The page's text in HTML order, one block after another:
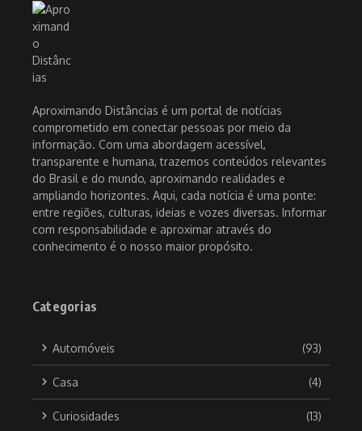
Aproximando Distâncias é um portal de notícias
comprometido em conectar pessoas por meio da
informação. Com uma abordagem acessível,
transparente e humana, trazemos conteúdos relevantes
do Brasil e do mundo, aproximando realidades e
ampliando horizontes. Aqui, cada notícia é uma ponte:
entre regiões, culturas, ideias e vozes diversas. Informar
com responsabilidade e aproximar através do
conhecimento é o nosso maior propósito.
Categorias
Automóveis (93)
Casa (4)
Curiosidades (13)